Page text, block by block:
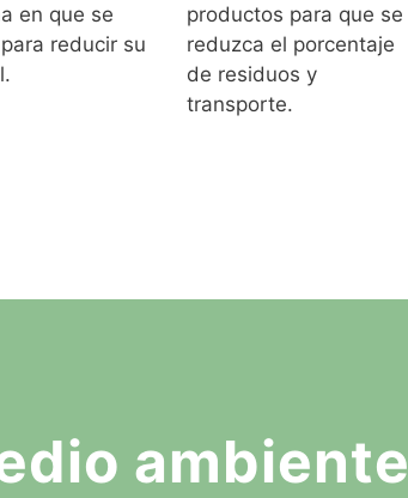
en que se
reducir su
productos para que se
reduzca el porcentaje
de residuos y
transporte.
ambiente